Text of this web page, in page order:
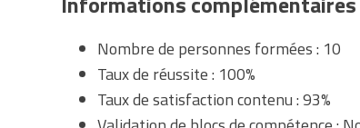
Nombre de personnes formées : 10
Taux de réussite : 100%
Taux de satisfaction contenu : 93%